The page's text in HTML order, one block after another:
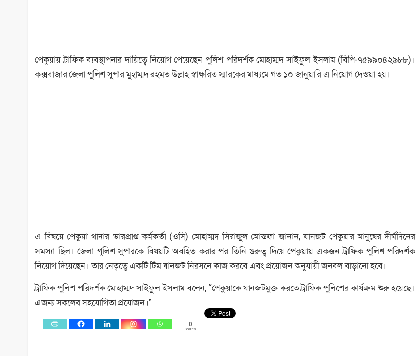
পেকুয়ায় ট্রাফিক ব্যবস্থাপনার দায়িত্বে নিয়োগ পেয়েছেন পুলিশ পরিদর্শক মোহাম্মদ সাইফুল ইসলাম (বিপি-৭৫৯৯০৪২৯৮৮)।
কক্সবাজার জেলা পুলিশ সুপার মুহাম্মদ রহমত উল্লাহ স্বাক্ষরিত স্মারকের মাধ্যমে গত ১০ জানুয়ারি এ নিয়োগ দেওয়া হয়।
এ বিষয়ে পেকুয়া থানার ভারপ্রাপ্ত কর্মকর্তা (ওসি) মোহাম্মদ সিরাজুল মোস্তফা জানান, যানজট পেকুয়ার মানুষের দীর্ঘদিনের
সমস্যা ছিল। জেলা পুলিশ সুপারকে বিষয়টি অবহিত করার পর তিনি গুরুত্ব দিয়ে পেকুয়ায় একজন ট্রাফিক পুলিশ পরিদর্শক
নিয়োগ দিয়েছেন। তার নেতৃত্বে একটি টিম যানজট নিরসনে কাজ করবে এবং প্রয়োজন অনুযায়ী জনবল বাড়ানো হবে।
ট্রাফিক পুলিশ পরিদর্শক মোহাম্মদ সাইফুল ইসলাম বলেন, “পেকুয়াকে যানজটমুক্ত করতে ট্রাফিক পুলিশের কার্যক্রম শুরু হয়েছে।
এজন্য সকলের সহযোগিতা প্রয়োজন।”
0
Shares